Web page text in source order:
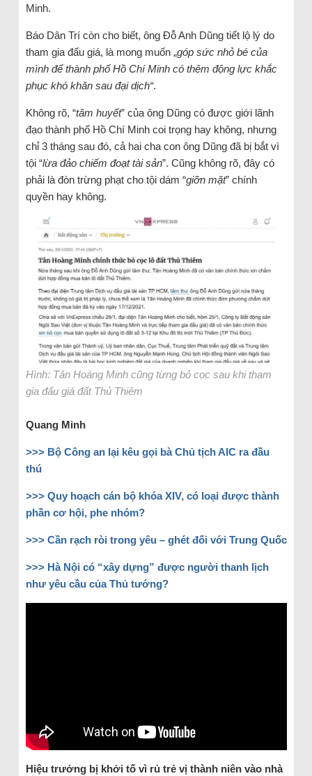
Minh.
Báo Dân Trí còn cho biết, ông Đỗ Anh Dũng tiết lộ lý do
tham gia đấu giá, là mong muốn „góp sức nhỏ bé của
mình để thành phố Hồ Chí Minh có thêm động lực khắc
phục khó khăn sau đại dịch“.
Không rõ, “tâm huyết” của ông Dũng có được giới lãnh
đạo thành phố Hồ Chí Minh coi trọng hay không, nhưng
chỉ 3 tháng sau đó, cả hai cha con ông Dũng đã bị bắt vì
tội “lừa đảo chiếm đoạt tài sản”. Cũng không rõ, đây có
phải là đòn trừng phạt cho tội dám “giỡn mặt” chính
quyền hay không.
Hình: Tân Hoàng Minh cũng từng bỏ cọc sau khi tham
gia đấu giá đất Thủ Thiêm
Quang Minh
>>> Bộ Công an lại kêu gọi bà Chủ tịch AIC ra đầu
thú
>>> Quy hoạch cán bộ khóa XIV, có loại được thành
phần cơ hội, phe nhóm?
>>> Cần rạch ròi trong yêu – ghét đối với Trung Quốc
>>> Hà Nội có “xây dựng” được người thanh lịch
như yêu cầu của Thủ tướng?
Hiệu trưởng bị khởi tố vì rủ trẻ vị thành niên vào nhà